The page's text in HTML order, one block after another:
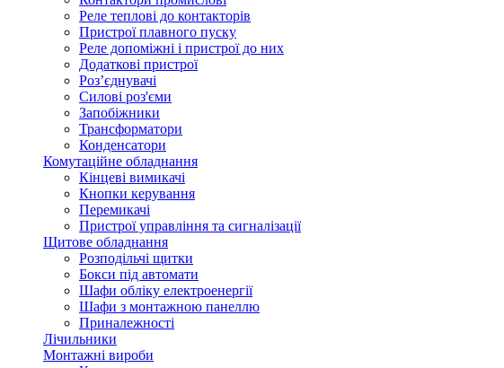
Реле теплові до контакторів
Пристрої плавного пуску
Реле допоміжні і пристрої до них
Додаткові пристрої
Роз’єднувачі
Силові роз'єми
Запобіжники
Трансформатори
Конденсатори
Комутаційне обладнання
Кінцеві вимикачі
Кнопки керування
Перемикачі
Пристрої управління та сигналізації
Щитове обладнання
Розподільчі щитки
Бокси під автомати
Шафи обліку електроенергії
Шафи з монтажною панеллю
Приналежності
Лічильники
Монтажні вироби